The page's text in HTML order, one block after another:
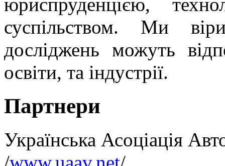
юриспруденцією,
суспільством. Ми
досліджень можуть
освіти, та індустрії.
Партнери
Українська Асоціація